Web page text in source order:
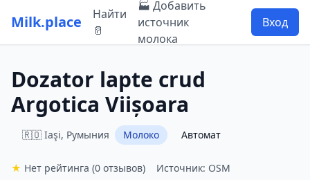
Milk.place
Найти
🥛
🏭 Добавить
источник
молока
Вход
Dozator lapte crud
Argotica Viișoara
🇷🇴 Iaşi, Румыния Молоко Автомат
★ Нет рейтинга (0 отзывов) Источник: OSM